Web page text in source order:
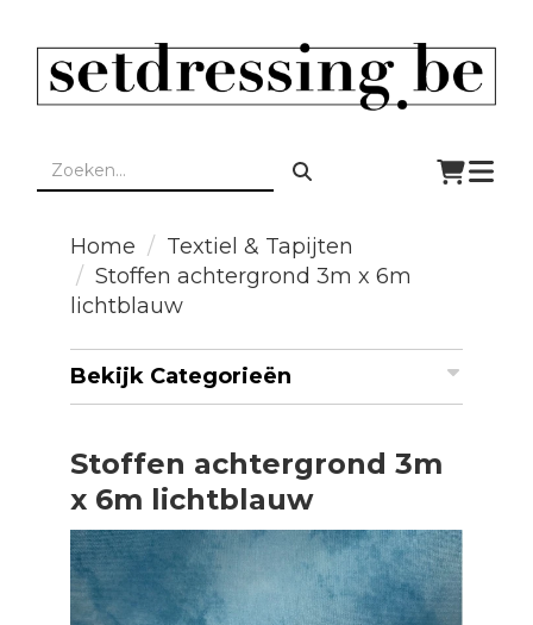
Home
Textiel & Tapijten
Stoffen achtergrond 3m x 6m
lichtblauw
Bekijk Categorieën
Stoffen achtergrond 3m
x 6m lichtblauw